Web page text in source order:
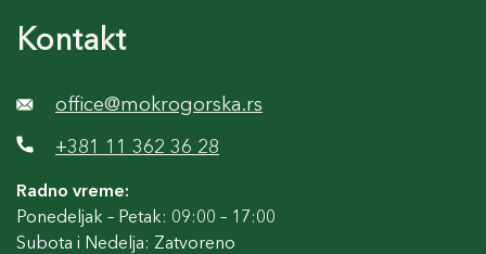
Kontakt
office@mokrogorska.rs
+381 11 362 36 28
Radno vreme:
Ponedeljak – Petak: 09:00 – 17:00
Subota i Nedelja: Zatvoreno